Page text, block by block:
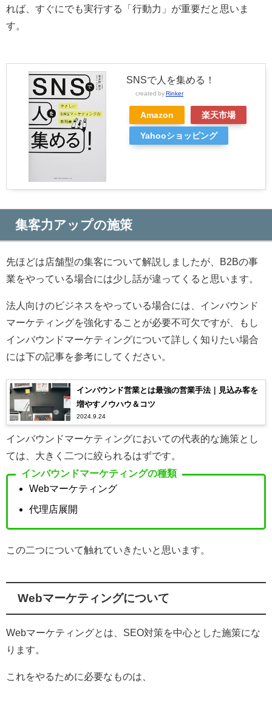
れば、すぐにでも実行する「行動力」が重要だと思いま
す。
SNSで人を集める！
created by Rinker
Amazon 楽天市場
Yahooショッピング
集客力アップの施策
先ほどは店舗型の集客について解説しましたが、B2Bの事
業をやっている場合には少し話が違ってくると思います。
法人向けのビジネスをやっている場合には、インバウンド
マーケティングを強化することが必要不可欠ですが、もし
インバウンドマーケティングについて詳しく知りたい場合
には下の記事を参考にしてください。
インバウンド営業とは最強の営業手法｜見込み客を
増やすノウハウ＆コツ
2024.9.24
インバウンドマーケティングにおいての代表的な施策とし
ては、大きく二つに絞られるはずです。
インバウンドマーケティングの種類
Webマーケティング
代理店展開
この二つについて触れていきたいと思います。
Webマーケティングについて
Webマーケティングとは、SEO対策を中心とした施策にな
ります。
これをやるために必要なものは、